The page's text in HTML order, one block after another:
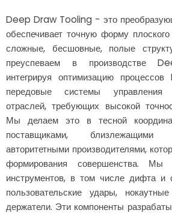
Deep Draw Tooling - это
обеспечивает точную форму
сложные, бесшовные, полые
преуспеваем в производстве
интегрируя оптимизацию
передовые системы управления
отраслей, требующих высокой
Мы делаем это в тесной
поставщиками,
авторитетными производителями,
формирования совершенства. Мы
инструментов, в том числе дифта и
пользовательские удары,
держатели. Эти компоненты